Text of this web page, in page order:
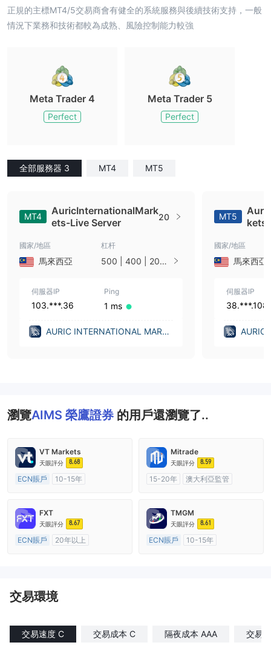
正規的主標MT4/5交易商會有健全的系統服務與後續技術支持，一般
情況下業務和技術都較為成熟、風險控制能力較強
Meta Trader 4
Perfect
Meta Trader 5
Perfect
全部服務器 3 MT4 MT5
MT4
AuricInternationalMark
ets-Live Server
20
國家/地區
馬來西亞
杠杆
500 | 400 | 200 |
伺服器IP
103.***.36
Ping
1 ms
AURIC INTERNATIONAL MARKE
MT5
國家/地區
馬來西亞
伺服器IP
38.***.108
AURIC
瀏覽AIMS 榮鷹證券 的用戶還瀏覽了..
VT Markets
天眼評分 8.68
ECN賬戶
10-15年
主標MT4
Mitrade
天眼評分 8.59
15-20年
澳大利亞監管
FXT
天眼評分 8.67
ECN賬戶
20年以上
TMGM
天眼評分 8.61
ECN賬戶
10-15年
交易環境
交易速度 C 交易成本 C 隔夜成本 AAA 交易